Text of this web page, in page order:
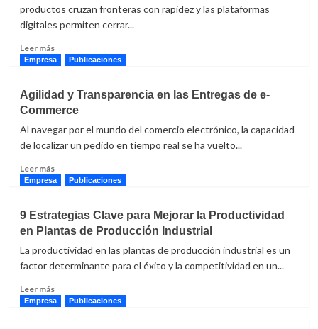
consejos
de
profesionales
productos cruzan fronteras con rapidez y las plataformas
digitales permiten cerrar...
Leer másLeer
más
internacional:
retos
contables
en
exportaciones
Empresa Publicaciones
Agilidad y Transparencia en las Entregas de e-
Commerce
Al navegar por el mundo del comercio electrónico, la capacidad
de localizar un pedido en tiempo real se ha vuelto...
Leer másLeer
más
y
Transparencia
en
las
de
e-
Empresa Publicaciones
9 Estrategias Clave para Mejorar la Productividad
en Plantas de Producción Industrial
La productividad en las plantas de producción industrial es un
factor determinante para el éxito y la competitividad en un...
Leer másLeer
más
Empresa Publicaciones